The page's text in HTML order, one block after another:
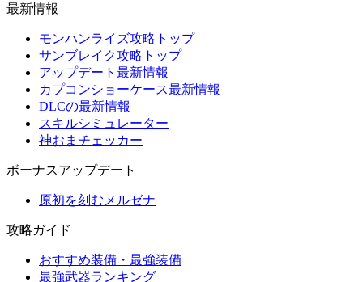
最新情報
モンハンライズ攻略トップ
サンブレイク攻略トップ
アップデート最新情報
カプコンショーケース最新情報
DLCの最新情報
スキルシミュレーター
神おまチェッカー
ボーナスアップデート
原初を刻むメルゼナ
攻略ガイド
おすすめ装備・最強装備
最強武器ランキング